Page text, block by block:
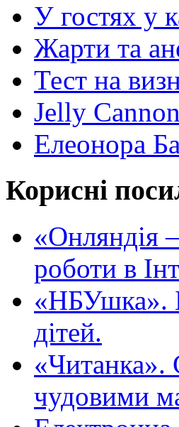
У гостях у
Жарти та
Тест на
Jelly
Елеонора
Корисні
«Oнляндія
роботи в
«НБУшка».
дітей.
«Читанка».
чудовими